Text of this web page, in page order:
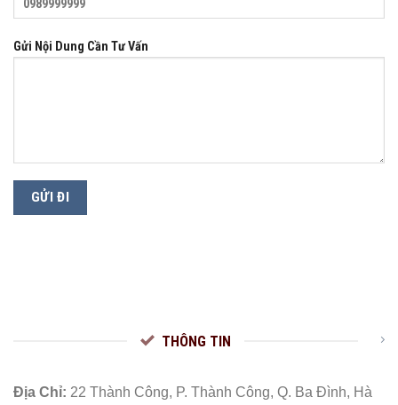
Gửi Nội Dung Cần Tư Vấn
THÔNG TIN
Địa Chỉ: 22 Thành Công, P. Thành Công, Q. Ba Đình, Hà